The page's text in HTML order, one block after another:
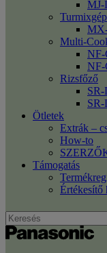
MJ-
Multi-
NF-
NF-
Rizsfőző
Ötletek
Extrák –
How-to
Támogatás
Értékesítő